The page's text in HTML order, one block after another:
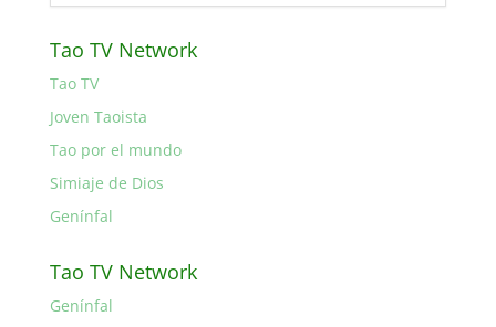
Tao TV Network
Tao TV
Joven Taoista
Tao por el mundo
Simiaje de Dios
Genínfal
Tao TV Network
Genínfal